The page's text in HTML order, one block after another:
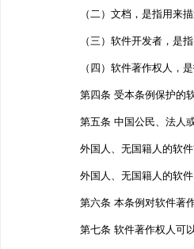
（二）文档，是指用来
（三）软件开发者，是
（四）软件著作权人，
第四条 受本条例保护的
第五条 中国公民、法人
外国人、无国籍人的软
外国人、无国籍人的软
第六条 本条例对软件著
第七条 软件著作权人可